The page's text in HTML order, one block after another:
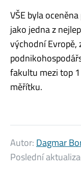
VŠE byla
jako jedna z
východní Evropě,
fakultu mezi top
měřítku.
Autor: Dagmar
Poslední